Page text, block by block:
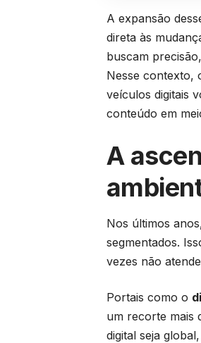
A expansão
direta às
buscam
Nesse contexto,
veículos digitais
conteúdo em
A
Nos últimos
segmentados.
vezes não
Portais como o
um recorte mais
digital seja